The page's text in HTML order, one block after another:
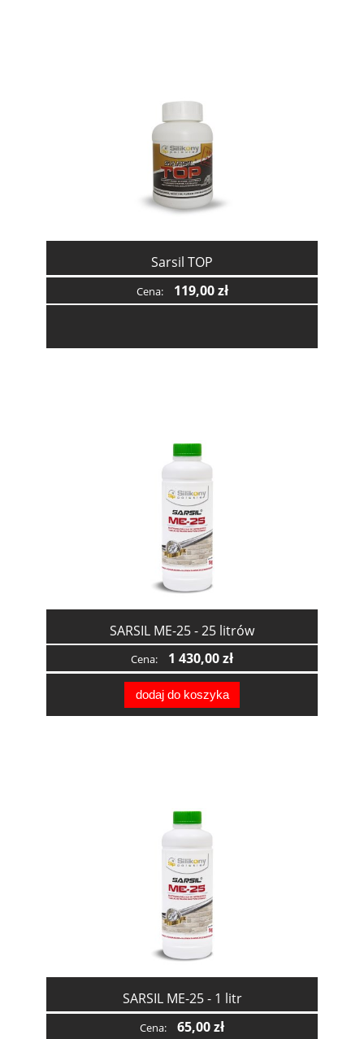
Sarsil TOP
Cena: 119,00 zł
SARSIL ME-25 - 25 litrów
Cena: 1 430,00 zł
dodaj do koszyka
SARSIL ME-25 - 1 litr
Cena: 65,00 zł